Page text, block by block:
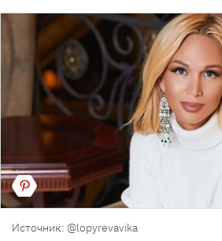
Источник: @lopyrevavika